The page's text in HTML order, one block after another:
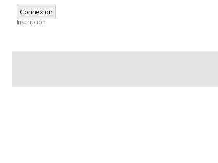
Connexion
Inscription